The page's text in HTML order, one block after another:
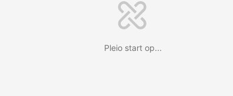
Pleio start op...